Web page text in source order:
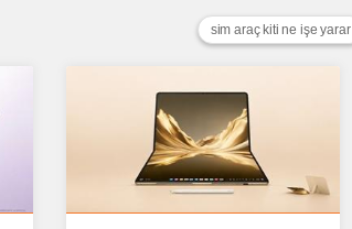
sim araç kiti ne işe yarar